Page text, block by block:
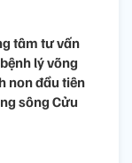
tâm tư vấn
lý võng
non đầu tiên
sông Cửu